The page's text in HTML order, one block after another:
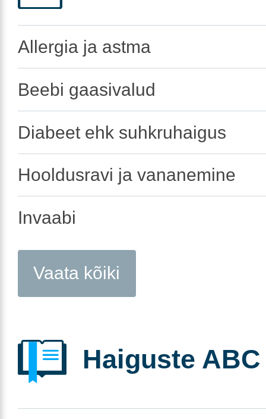
Allergia ja astma
Beebi gaasivalud
Diabeet ehk suhkruhaigus
Hooldusravi ja vananemine
Invaabi
Vaata kõiki
Haiguste ABC